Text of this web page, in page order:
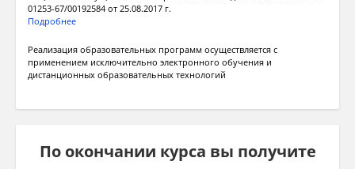
01253-67/00192584 от 25.08.2017 г.
Подробнее
Реализация образовательных программ осуществляется с
применением исключительно электронного обучения и
дистанционных образовательных технологий
По окончании курса вы получите